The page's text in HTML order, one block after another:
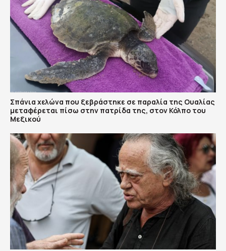
Σπάνια χελώνα που ξεβράστηκε σε παραλία της Ουαλίας
μεταφέρεται πίσω στην πατρίδα της, στον Κόλπο του
Μεξικού